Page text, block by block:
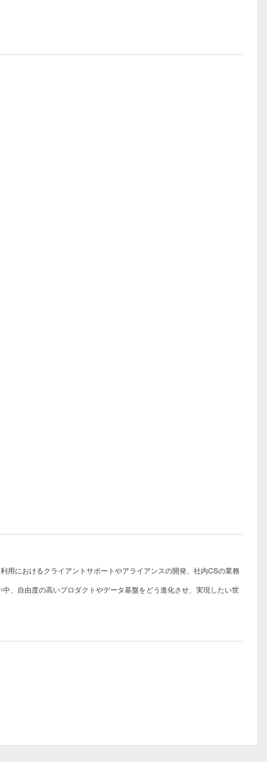
におけるクライアントサポートやアライアンスの開発、社内CSの業務
、自由度の高いプロダクトやデータ基盤をどう進化させ、実現したい世